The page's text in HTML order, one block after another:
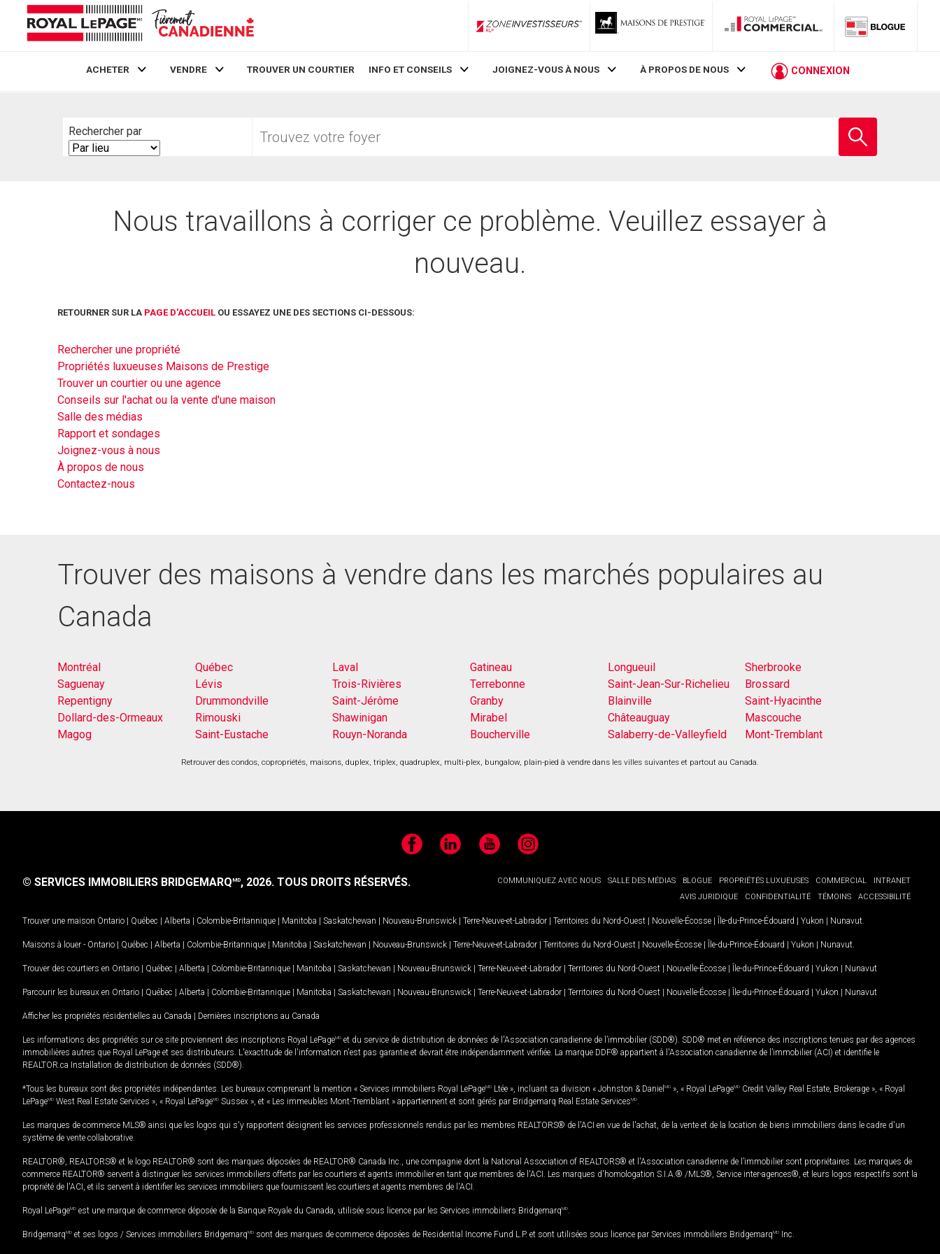
ZoneInvestisseurs RLP
ACHETER VENDRE TROUVER UN COURTIER INFO ET CONSEILS JOIGNEZ-VOUS À NOUS À PROPOS DE NOUS CONNEXION
Rechercher par
Search
By
votre
Nous travaillons à corriger ce problème. Veuillez essayer à
nouveau.
RETOURNER SUR LA PAGE D'ACCUEIL OU ESSAYEZ UNE DES SECTIONS CI-DESSOUS:
Rechercher une propriété
Propriétés luxueuses Maisons de Prestige
Trouver un courtier ou une agence
Conseils sur l'achat ou la vente d'une maison
Salle des médias
Rapport et sondages
Joignez-vous à nous
À propos de nous
Contactez-nous
Trouver des maisons à vendre dans les marchés populaires au
Canada
Montréal Québec Laval Gatineau Longueuil
Sherbrooke
Saguenay
Lévis Trois-Rivières Terrebonne Saint-Jean-Sur-Richelieu
Brossard
Repentigny
Drummondville Saint-Jérôme Granby Blainville
Saint-Hyacinthe
Dollard-des-Ormeaux
Rimouski Shawinigan Mirabel Châteauguay
Mascouche
Magog
Saint-Eustache Rouyn-Noranda Boucherville Salaberry-de-Valleyfield Mont-Tremblant
Retrouver des condos, copropriétés, maisons, duplex, triplex, quadruplex, multi-plex, bungalow, plain-pied à vendre dans les villes suivantes et partout au Canada.
FacebookLinkedIn YouTubeInstagram
COMMUNIQUEZ AVEC NOUS SALLE DES MÉDIAS BLOGUE PROPRIÉTÉS LUXUEUSES COMMERCIAL
INTRANET
AVIS JURIDIQUE
CONFIDENTIALITÉ TÉMOINS ACCESSIBILITÉ
© SERVICES IMMOBILIERS BRIDGEMARQMD, 2026. TOUS DROITS RÉSERVÉS.
Trouver une maison Ontario | Québec | Alberta | Colombie-Britannique | Manitoba | Saskatchewan | Nouveau-Brunswick | Terre-Neuve-et-Labrador | Territoires du Nord-Ouest | Nouvelle-Écosse | Île-du-Prince-Édouard | Yukon | Nunavut
Maisons à louer - Ontario | Québec | Alberta | Colombie-Britannique | Manitoba | Saskatchewan | Nouveau-Brunswick | Terre-Neuve-et-Labrador | Territoires du Nord-Ouest | Nouvelle-Écosse | Île-du-Prince-Édouard | Yukon | Nunavut
Trouver des courtiers en Ontario | Québec | Alberta | Colombie-Britannique | Manitoba | Saskatchewan | Nouveau-Brunswick | Terre-Neuve-et-Labrador | Territoires du Nord-Ouest | Nouvelle-Écosse | Île-du-Prince-Édouard | Yukon | Nunavut
Parcourir les bureaux en Ontario | Québec | Alberta | Colombie-Britannique | Manitoba | Saskatchewan | Nouveau-Brunswick | Terre-Neuve-et-Labrador | Territoires du Nord-Ouest | Nouvelle-Écosse | Île-du-Prince-Édouard | Yukon | Nunavut
Afficher les propriétés résidentielles au Canada | Dernières inscriptions au Canada
Les informations des propriétés sur ce site proviennent des inscriptions Royal LePageMD et du service de distribution de données de l'Association canadienne de l’immobilier (SDD®). SDD® met en référence des inscriptions tenues par des agences
immobilières autres que Royal LePage et ses distributeurs. L'exactitude de l'information n'est pas garantie et devrait être indépendamment vérifiée. La marque DDF® appartient à l'Association canadienne de l’immobilier (ACI) et identifie le
REALTOR.ca Installation de distribution de données (SDD®).
*Tous les bureaux sont des propriétés indépendantes. Les bureaux comprenant la mention « Services immobiliers Royal LePageMD Ltée », incluant sa division « Johnston & Daniel MD », « Royal LePageMD Credit Valley Real Estate, Brokerage », « Royal
LePageMD West Real Estate Services », « Royal LePageMD Sussex », et « Les immeubles Mont-Tremblant » appartiennent et sont gérés par Bridgemarq Real Estate ServicesMD
Les marques de commerce MLS® ainsi que les logos qui s'y rapportent désignent les services professionnels rendus par les membres REALTORS® de l'ACI en vue de l'achat, de la vente et de la location de biens immobiliers dans le cadre d'un
système de vente collaborative.
REALTOR®, REALTORS® et le logo REALTOR® sont des marques déposées de REALTOR® Canada Inc., une compagnie dont la National Association of REALTORS® et l'Association canadienne de l’immobilier sont propriétaires. Les marques de
commerce REALTOR® servent à distinguer les services immobiliers offerts par les courtiers et agents immobilier en tant que membres de l'ACI. Les marques d'homologation S.I.A.® /MLS®, Service inter-agences®, et leurs logos respectifs sont la
propriété de l'ACI, et ils servent à identifier les services immobiliers que fournissent les courtiers et agents membres de l'ACI.
Royal LePageMD est une marque de commerce déposée de la Banque Royale du Canada, utilisée sous licence par les Services immobiliers BridgemarqMD
BridgemarqMD et ses logos / Services immobiliers BridgemarqMD sont des marques de commerce déposées de Residential Income Fund L.P. et sont utilisées sous licence par Services immobiliers BridgemarqMD Inc.